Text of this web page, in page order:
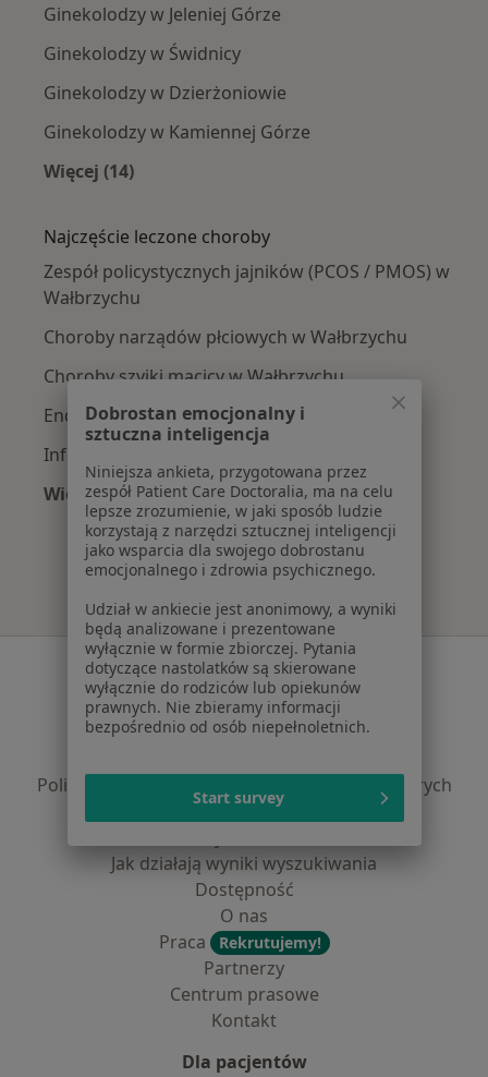
Ginekolodzy w Jeleniej Górze
Ginekolodzy w Świdnicy
Ginekolodzy w Dzierżoniowie
Ginekolodzy w Kamiennej Górze
Więcej (14)
Najczęście leczone choroby
Zespół policystycznych jajników (PCOS / PMOS) w
Wałbrzychu
Choroby narządów płciowych w Wałbrzychu
Choroby szyjki macicy w Wałbrzychu
Endometrioza w Wałbrzychu
Infekcja HPV w Wałbrzychu
Więcej (15)
Więcej w kategorii: Najczęście leczone
Serwis
Regulamin
Polityka prywatności pacjentów
Polityka prywatności dla profesjonalistów, których
dane pozyskaliśmy samodzielnie
Jak działają wyniki wyszukiwania
Dostępność
O nas
Praca
Rekrutujemy!
Partnerzy
Centrum prasowe
Kontakt
Dla pacjentów
Dobrostan emocjonalny i
sztuczna inteligencja
Niniejsza ankieta, przygotowana przez
zespół Patient Care Doctoralia, ma na celu
lepsze zrozumienie, w jaki sposób ludzie
korzystają z narzędzi sztucznej inteligencji
jako wsparcia dla swojego dobrostanu
emocjonalnego i zdrowia psychicznego.
Udział w ankiecie jest anonimowy, a wyniki
będą analizowane i prezentowane
wyłącznie w formie zbiorczej. Pytania
dotyczące nastolatków są skierowane
wyłącznie do rodziców lub opiekunów
prawnych. Nie zbieramy informacji
bezpośrednio od osób niepełnoletnich.
Start survey